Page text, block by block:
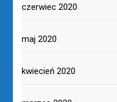
czerwiec 2020
maj 2020
kwiecień 2020